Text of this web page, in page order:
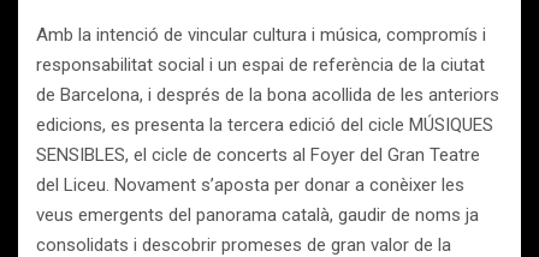
Amb la intenció de vincular cultura i música, compromís i
responsabilitat social i un espai de referència de la ciutat
de Barcelona, i després de la bona acollida de les anteriors
edicions, es presenta la tercera edició del cicle MÚSIQUES
SENSIBLES, el cicle de concerts al Foyer del Gran Teatre
del Liceu. Novament s’aposta per donar a conèixer les
veus emergents del panorama català, gaudir de noms ja
consolidats i descobrir promeses de gran valor de la